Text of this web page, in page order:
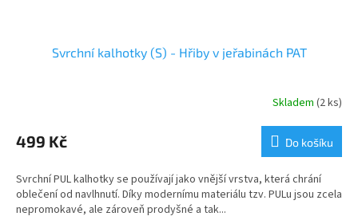
Svrchní kalhotky (S) - Hřiby v jeřabinách PAT
Skladem (2 ks)
499 Kč Do košíku
Svrchní PUL kalhotky se používají jako vnější vrstva, která chrání
oblečení od navlhnutí. Díky modernímu materiálu tzv. PULu jsou zcela
nepromokavé, ale zároveň prodyšné a tak...